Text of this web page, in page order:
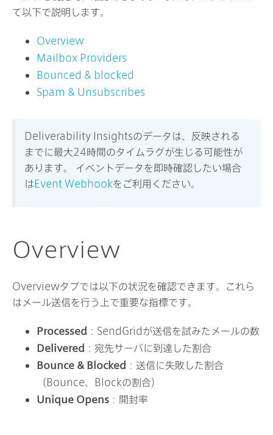
サポート
て以下で説明します。
Overview
Mailbox Providers
Bounced & blocked
Spam & Unsubscribes
Deliverability Insightsのデータは、反映される
までに最大24時間のタイムラグが生じる可能性が
あります。 イベントデータを即時確認したい場合
はEvent Webhookをご利用ください。
Overview
Overviewタブでは以下の状況を確認できます。これら
はメール送信を行う上で重要な指標です。
Processed ：SendGridが送信を試みたメールの数
Delivered ：宛先サーバに到達した割合
Bounce & Blocked ：送信に失敗した割合
（Bounce、Blockの割合）
Unique Opens ：開封率